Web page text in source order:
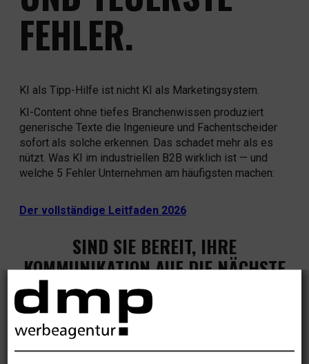
FEHLER.
KI als Tipp-Hilfe ist nicht KI als Marketingsystem.
KI-Content ohne tiefes Branchenwissen produziert
generische Texte die Ingenieure und Fachentscheider
sofort als solche erkennen. Das schadet mehr als es
nützt. Was KI im industriellen B2B wirklich ist — und
welche 5 Fehler Unternehmen am häufigsten machen:
Der vollständige Leitfaden 2026
SIND SIE BEREIT, IHRE
KOMMUNIKATION AUF DIE NÄCHSTE
STUFE ZU HEBEN?
Lassen Sie uns gemeinsam etwas schaffen